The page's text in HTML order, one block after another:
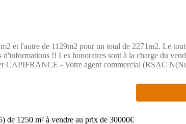
et l'autre de 1129m2 pour un total de 2271m2. Le
!! Les honoraires sont à la charge du
CAPIFRANCE - Votre agent commercial (RSAC